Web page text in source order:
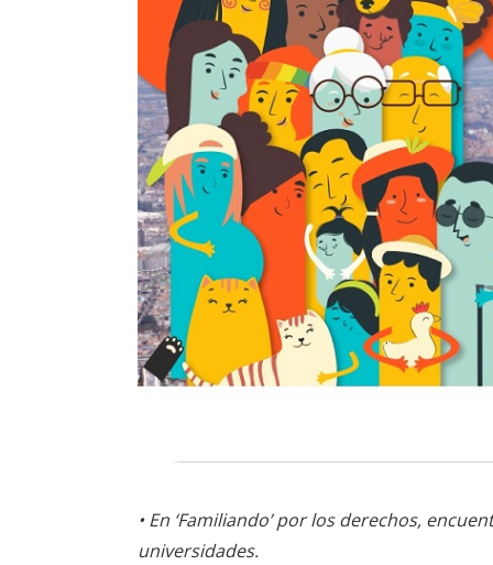
• En ‘Familiando’ por los derechos,
universidades.